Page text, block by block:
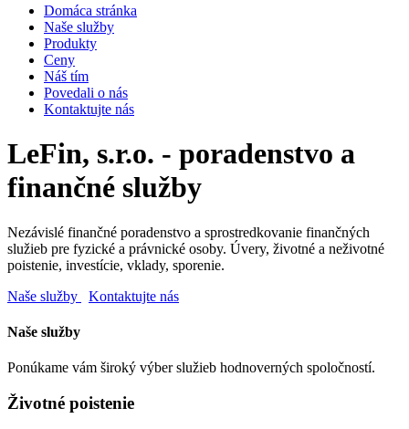
Domáca stránka
Naše služby
Produkty
Ceny
Náš tím
Povedali o nás
Kontaktujte nás
LeFin, s.r.o. - poradenstvo a
finančné služby
Nezávislé finančné poradenstvo a sprostredkovanie finančných
služieb pre fyzické a právnické osoby. Úvery, životné a neživotné
poistenie, investície, vklady, sporenie.
Naše služby
Kontaktujte nás
Naše služby
Ponúkame vám široký výber služieb hodnoverných spoločností.
Životné poistenie